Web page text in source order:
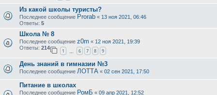
Из какой школы туристы?
Последнее сообщение Prorab « 13 ноя 2021, 06:46
Ответы: 5
Школа № 8
Последнее сообщение z0m « 12 ноя 2021, 19:39
Ответы: 214
1 6 7 8 9
День знаний в гимназии №3
Последнее сообщение ЛОТТА « 02 сен 2021, 17:50
Питание в школах
Последнее сообщение РомБ « 09 апр 2021, 12:52